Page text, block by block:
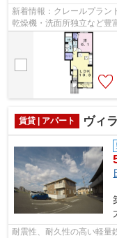
新着情報：クレールプラ
乾燥機・洗面所独立など豊
ります。収納はウォークイ
賃貸 | アパート ヴィ
耐震性、耐久性の高い軽量